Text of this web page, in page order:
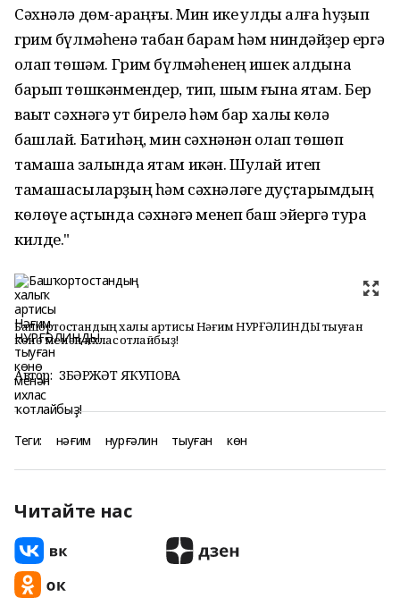
Сәхнәлә дөм-ҡараңғы. Мин ике ҡулды алға һуҙып
грим бүлмәһенә табан барам һәм ниндәйҙер ергә
ҡолап төшәм. Грим бүлмәһенең ишек алдына
барып төшкәнмендер, тип, шым ғына ятам. Бер
ваҡыт сәхнәгә ут бирелә һәм бар халыҡ көлә
башлай. Баҡтиһәң, мин сәхнәнән ҡолап төшөп
тамаша залында ятам икән. Шулай итеп
тамашасыларҙың һәм сәхнәләге дуҫтарымдың
көлөүе аҫтында сәхнәгә менеп баш эйергә тура
килде."
Башҡортостандың халыҡ артисы Нәғим НУРҒӘЛИНДЫ тыуған
көнө менән ихлас ҡотлайбыҙ!
Автор: ЗӨБӘРЖӘТ ЯҠУПОВА
Теги: нәғим нурғәлин тыуған көн
Читайте нас